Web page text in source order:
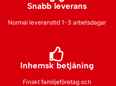
Snabb leverans
Normal leveranstid 1-3 arbetsdagar
Inhemsk betjäning
Finskt familjeföretag och